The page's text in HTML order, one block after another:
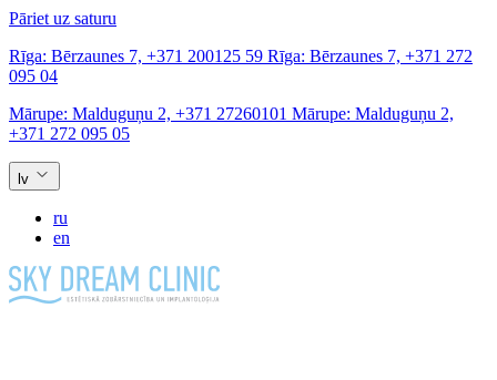
Pāriet uz saturu
Rīga: Bērzaunes 7, +371 200125 59 Rīga: Bērzaunes 7, +371 272
095 04
Mārupe: Malduguņu 2, +371 27260101 Mārupe: Malduguņu 2,
+371 272 095 05
lv
ru
en